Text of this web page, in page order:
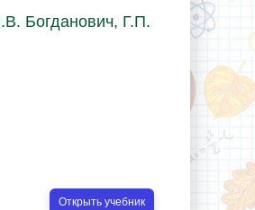
Богданович, Г.П.
Открыть учебник